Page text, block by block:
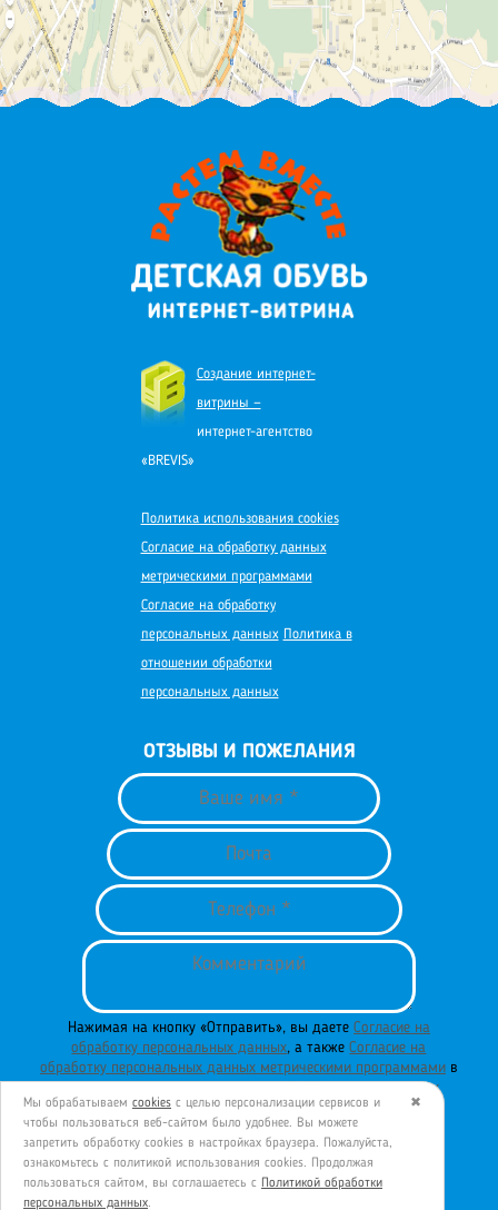
Создание интернет-
витрины —
интернет-агентство
«BREVIS»
Политика использования cookies
Согласие на обработку данных
метрическими программами
Согласие на обработку
персональных данных
Политика в
отношении обработки
персональных данных
ОТЗЫВЫ И ПОЖЕЛАНИЯ
Нажимая на кнопку «Отправить», вы даете Согласие на
обработку персональных данных, а такжеСогласие на
обработку персональных данных метрическими программамив
Политики обработки персональных
данных.
ОТПРАВИТЬ
✖
Мы обрабатываем cookies с целью персонализации сервисов и
чтобы пользоваться веб-сайтом было удобнее. Вы можете
запретить обработку сookies в настройках браузера. Пожалуйста,
ознакомьтесь с политикой использования cookies. Продолжая
пользоваться сайтом, вы соглашаетесь с Политикой обработки
персональных данных.